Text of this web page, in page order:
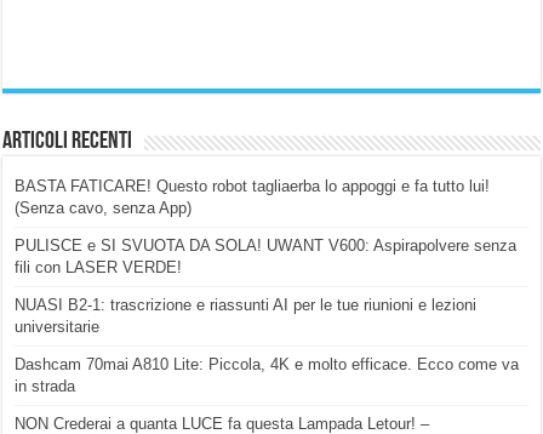
Articoli Recenti
BASTA FATICARE! Questo robot tagliaerba lo appoggi e fa tutto lui!
(Senza cavo, senza App)
PULISCE e SI SVUOTA DA SOLA! UWANT V600: Aspirapolvere senza
fili con LASER VERDE!
NUASI B2-1: trascrizione e riassunti AI per le tue riunioni e lezioni
universitarie
Dashcam 70mai A810 Lite: Piccola, 4K e molto efficace. Ecco come va
in strada
NON Crederai a quanta LUCE fa questa Lampada Letour! –